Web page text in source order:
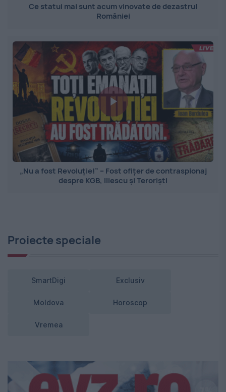
Ce statui mai sunt acum vinovate de dezastrul
României
„Nu a fost Revoluție!” – Fost ofițer de contraspionaj
despre KGB, Iliescu și Teroriști
Proiecte speciale
SmartDigi Exclusiv
Moldova Horoscop
Vremea